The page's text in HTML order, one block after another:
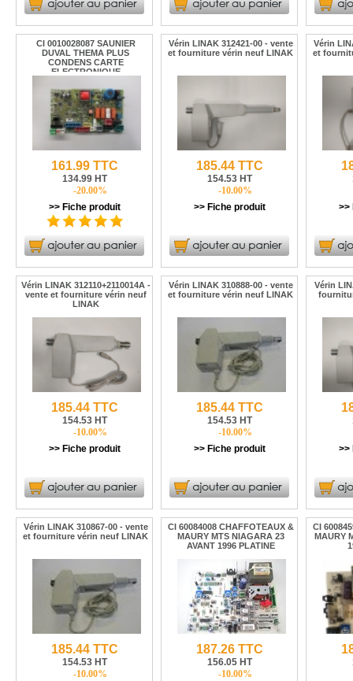
CI 0010028087 SAUNIER
DUVAL THEMA PLUS
CONDENS CARTE
ELECTRONIQUE
161.99 TTC
134.99 HT
-20.00%
>> Fiche produit
Vérin LINAK 312421-00 - vente
et fourniture vérin neuf LINAK
185.44 TTC
154.53 HT
-10.00%
>> Fiche produit
Vérin
et
>>
Vérin LINAK 312110+2110014A -
vente et fourniture vérin neuf
LINAK
185.44 TTC
154.53 HT
-10.00%
>> Fiche produit
Vérin LINAK 310888-00 - vente
et fourniture vérin neuf LINAK
185.44 TTC
154.53 HT
-10.00%
>> Fiche produit
Vérin
>>
Vérin LINAK 310867-00 - vente
et fourniture vérin neuf LINAK
185.44 TTC
154.53 HT
-10.00%
CI 60084008 CHAFFOTEAUX &
MAURY MTS NIAGARA 23
AVANT 1996 PLATINE
187.26 TTC
156.05 HT
-10.00%
CI
MAURY